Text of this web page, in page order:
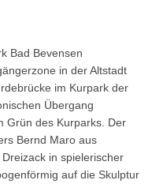
Bad Bevensen
in der Altstadt
im Kurpark der
Übergang
Grün des Kurparks. Der
Bernd Maro aus
in spielerischer
auf die Skulptur